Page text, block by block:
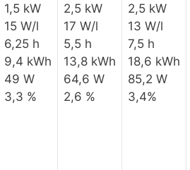
1,5 kW
15 W/l
6,25 h
9,4 kWh
49 W
3,3 %
2,5 kW
17 W/l
5,5 h
13,8 kWh
64,6 W
2,6 %
2,5 kW
13 W/l
7,5 h
18,6 kWh
85,2 W
3,4%